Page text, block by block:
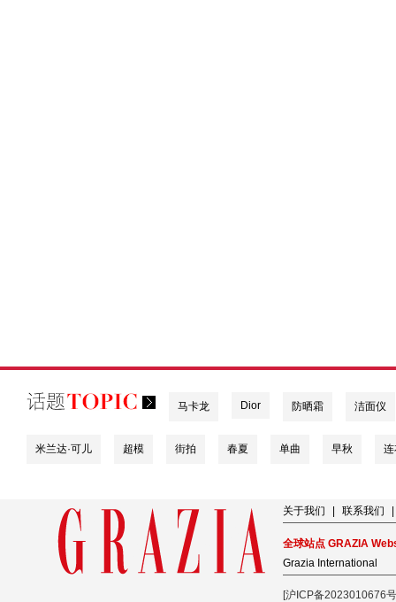
马卡龙 Dior 防晒霜 洁面仪
米兰达·可儿 超模 街拍 春夏 单曲 早秋
关于我们 联系我们
全球站点 GRAZIA
Grazia International
[沪ICP备2023010676